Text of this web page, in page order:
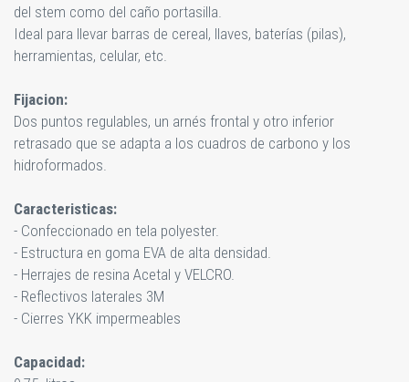
del stem como del caño portasilla.
Ideal para llevar barras de cereal, llaves, baterías (pilas),
herramientas, celular, etc.
Fijacion:
Dos puntos regulables, un arnés frontal y otro inferior
retrasado que se adapta a los cuadros de carbono y los
hidroformados.
Caracteristicas:
- Confeccionado en tela polyester.
- Estructura en goma EVA de alta densidad.
- Herrajes de resina Acetal y VELCRO.
- Reflectivos laterales 3M
- Cierres YKK impermeables
Capacidad: